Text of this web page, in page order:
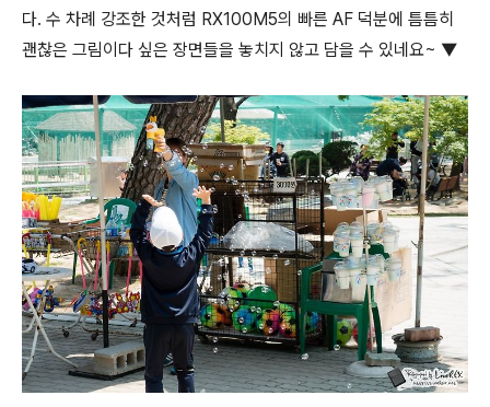
다. 수 차례 강조한 것처럼 RX100M5의 빠른 AF 덕분에 틈틈히
괜찮은 그림이다 싶은 장면들을 놓치지 않고 담을 수 있네요~ ▼